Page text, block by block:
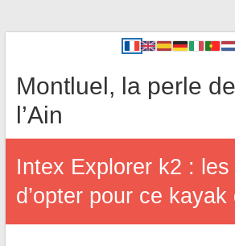
Montluel, la perle de
l’Ain
Intex Explorer k2 : les
d’opter pour ce kayak